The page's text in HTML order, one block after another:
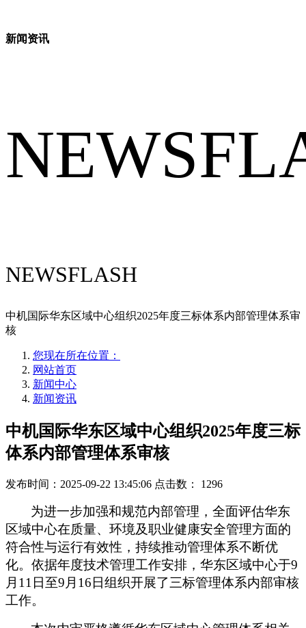
新闻资讯
NEWSFLASH
中机国际华东区域中心组织2025年度三标体系内部管理体系审
核
您现在所在位置：
网站首页
新闻中心
新闻资讯
中机国际华东区域中心组织2025年度三标
体系内部管理体系审核
发布时间：2025-09-22 13:45:06 点击数： 1296
为进一步加强和规范内部管理，全面评估华东
区域中心在质量、环境及职业健康安全管理方面的
符合性与运行有效性，持续推动管理体系不断优
化。依据年度技术管理工作安排，华东区域中心于9
月11日至9月16日组织开展了三标管理体系内部审核
工作。